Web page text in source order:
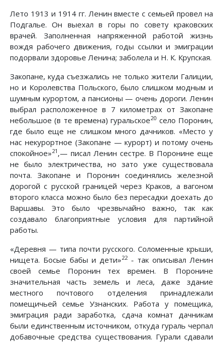
Лето 1913 и 1914 гг. Ленин вместе с семьей провел на
Подгалье. Он выехал в горы по совету краковских
врачей. Заполненная напряженной работой жизнь
вождя рабочего движения, годы ссылки и эмиграции
подорвали здоровье Ленина; заболела и Н. К. Крупская.
Закопане, куда съезжались не только жители Галиции,
но и Королевства Польского, было слишком модным и
шумным курортом, а пансионы — очень дороги. Ленин
выбрал расположенное в 7 километрах от Закопане
небольшое (в те времена) гуральское20 село Поронин,
где было еще не слишком много дачников. «Место у
нас некурортное (Закопане — курорт) и потому очень
спокойное»21 ,— писал Ленин сестре. В Поронине еще
не было электричества, но зато уже существовала
почта. Закопане и Поронин соединялись железной
дорогой с русской границей через Краков, а вагоном
второго класса можно было без пересадки доехать до
Варшавы. Это было чрезвычайно важно, так как
создавало благоприятные условия для партийной
работы.
«Деревня — типа почти русского. Соломенные крыши,
нищета. Босые бабы и дети»22- так описывал Ленин
своей семье Поронин тех времен. В Поронине
значительная часть земель и леса, даже здание
местного почтового отделения принадлежали
помещичьей семье Узнанских. Работа у помещика,
эмиграция ради заработка, сдача комнат дачникам
были единственным источником, откуда гураль черпал
добавочные средства существования. Гурали сдавали